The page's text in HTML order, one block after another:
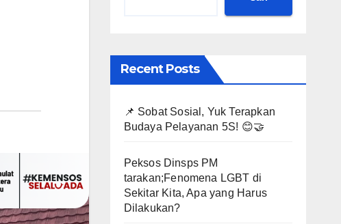
Recent Posts
📌 Sobat Sosial, Yuk Terapkan
Budaya Pelayanan 5S! 😊🤝
Peksos Dinsps PM
tarakan;Fenomena LGBT di
Sekitar Kita, Apa yang Harus
Dilakukan?